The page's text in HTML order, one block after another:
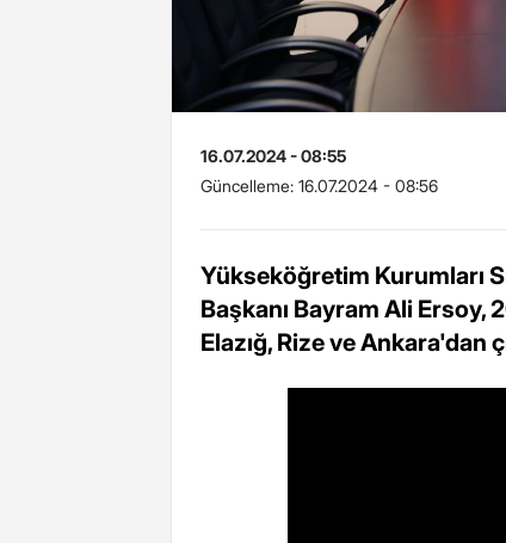
16.07.2024 - 08:55
Güncelleme: 16.07.2024 - 08:56
Yükseköğretim Kurumları
Başkanı Bayram Ali
Elazığ, Rize ve Ankara'dan